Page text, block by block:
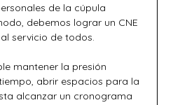
de la cúpula
debemos lograr un CNE
servicio de todos.
mantener la presión
abrir espacios para la
alcanzar un cronograma